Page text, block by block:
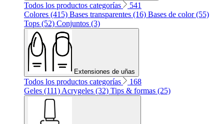
Todos los productos categorías
541
Colores (415) Bases transparentes (16) Bases de color (55)
Tops (52) Conjuntos (3)
Extensiones de uñas
Todos los productos categorías
168
Geles (111) Acrygeles (32) Tips & formas (25)